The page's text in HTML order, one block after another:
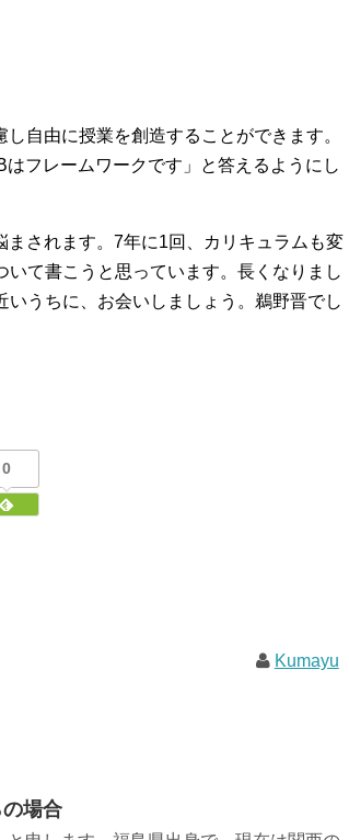
自由に授業を創造することができます。
フレームワークです」と答えるようにし
されます。7年に1回、カリキュラムも変
て書こうと思っています。長くなりまし
うちに、お会いしましょう。鵜野晋でし
0
Kumayu
場合